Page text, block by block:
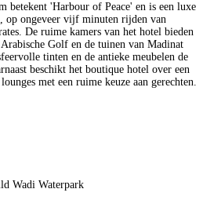
betekent 'Harbour of Peace' en is een luxe
op ongeveer vijf minuten rijden van
De ruime kamers van het hotel bieden
Golf en de tuinen van Madinat
tinten en de antieke meubelen de
beschikt het boutique hotel over een
met een ruime keuze aan gerechten.
Wadi Waterpark